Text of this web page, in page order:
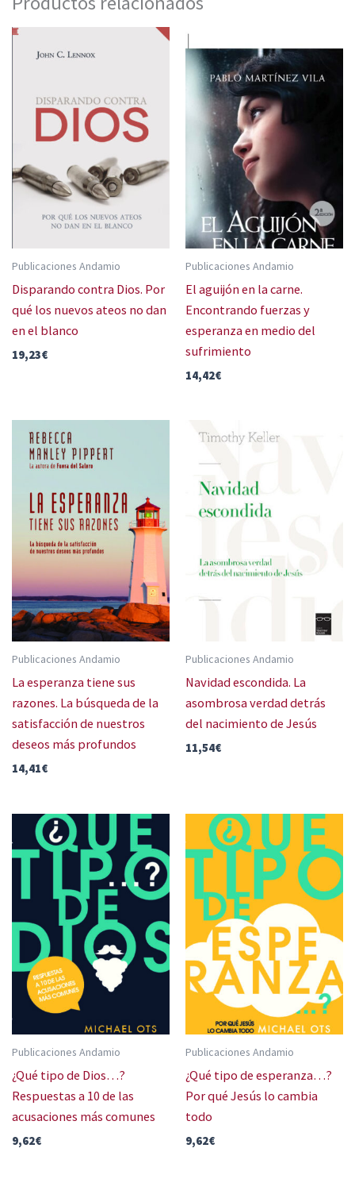
Publicaciones Andamio
Disparando contra Dios. Por
qué los nuevos ateos no dan
en el blanco
19,23€
Publicaciones Andamio
El aguijón en la carne.
Encontrando fuerzas y
esperanza en medio del
sufrimiento
14,42€
Publicaciones Andamio
La esperanza tiene sus
razones. La búsqueda de la
satisfacción de nuestros
deseos más profundos
14,41€
Publicaciones Andamio
Navidad escondida. La
asombrosa verdad detrás
del nacimiento de Jesús
11,54€
Publicaciones Andamio
¿Qué tipo de Dios…?
Respuestas a 10 de las
acusaciones más comunes
9,62€
Publicaciones Andamio
¿Qué tipo de esperanza…?
Por qué Jesús lo cambia
todo
9,62€